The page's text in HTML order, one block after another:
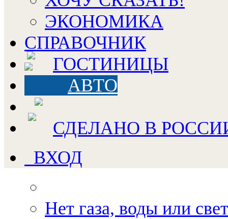
ЭКОНОМИКА
СПРАВОЧНИК
ГОСТИНИЦЫ
АВТО
СДЕЛАНО В
ВХОД
Нет газа, воды или